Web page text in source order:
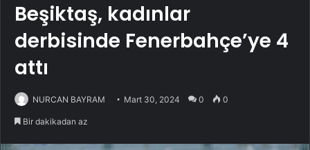
Beşiktaş, kadınlar
derbisinde Fenerbahçe’ye 4
attı
NURCAN BAYRAM Mart 30, 2024 0 0
Bir dakikadan az